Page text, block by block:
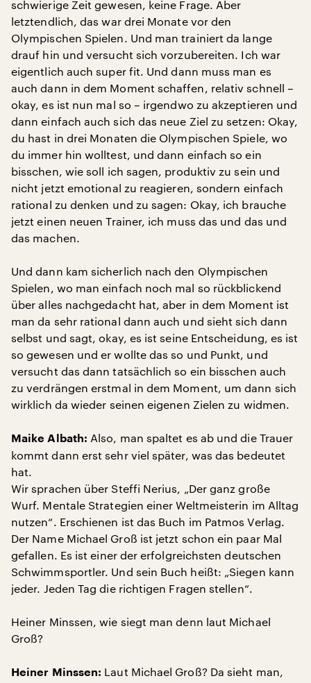
schwierige Zeit gewesen, keine Frage. Aber
letztendlich, das war drei Monate vor den
Olympischen Spielen. Und man trainiert da lange
drauf hin und versucht sich vorzubereiten. Ich war
eigentlich auch super fit. Und dann muss man es
auch dann in dem Moment schaffen, relativ schnell –
okay, es ist nun mal so – irgendwo zu akzeptieren und
dann einfach auch sich das neue Ziel zu setzen: Okay,
du hast in drei Monaten die Olympischen Spiele, wo
du immer hin wolltest, und dann einfach so ein
bisschen, wie soll ich sagen, produktiv zu sein und
nicht jetzt emotional zu reagieren, sondern einfach
rational zu denken und zu sagen: Okay, ich brauche
jetzt einen neuen Trainer, ich muss das und das und
das machen.
Und dann kam sicherlich nach den Olympischen
Spielen, wo man einfach noch mal so rückblickend
über alles nachgedacht hat, aber in dem Moment ist
man da sehr rational dann auch und sieht sich dann
selbst und sagt, okay, es ist seine Entscheidung, es ist
so gewesen und er wollte das so und Punkt, und
versucht das dann tatsächlich so ein bisschen auch
zu verdrängen erstmal in dem Moment, um dann sich
wirklich da wieder seinen eigenen Zielen zu widmen.
Maike Albath: Also, man spaltet es ab und die Trauer
kommt dann erst sehr viel später, was das bedeutet
hat.
Wir sprachen über Steffi Nerius, „Der ganz große
Wurf. Mentale Strategien einer Weltmeisterin im Alltag
nutzen“. Erschienen ist das Buch im Patmos Verlag.
Der Name Michael Groß ist jetzt schon ein paar Mal
gefallen. Es ist einer der erfolgreichsten deutschen
Schwimmsportler. Und sein Buch heißt: „Siegen kann
jeder. Jeden Tag die richtigen Fragen stellen“.
Heiner Minssen, wie siegt man denn laut Michael
Groß?
Heiner Minssen: Laut Michael Groß? Da sieht man,